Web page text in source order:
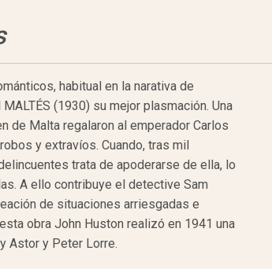
habitual en la narativa de
(1930) su mejor plasmación. Una
de Malta regalaron al emperador Carlos
y extravíos. Cuando, tras mil
trata de apoderarse de ella, lo
A ello contribuye el detective Sam
de situaciones arriesgadas e
obra John Huston realizó en 1941 una
Astor y Peter Lorre.